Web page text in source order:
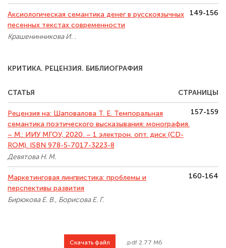
Скачать файл .pdf 2.77 Мб
Аксиологическая семантика денег в русскоязычных
песенных текстах современности
Крашенинникова И. .
149-156
КРИТИКА. РЕЦЕНЗИЯ. БИБЛИОГРАФИЯ
СТАТЬЯ СТРАНИЦЫ
Рецензия на: Шаповалова Т. Е. Темпоральная
семантика поэтического высказывания: монография.
– М.: ИИУ МГОУ, 2020. – 1 электрон. опт. диск (CD-
ROM). ISBN 978-5-7017-3223-8
Девятова Н. М.
157-159
Маркетинговая лингвистика: проблемы и
перспективы развития
Бирюкова Е. В., Борисова Е. Г.
160-164